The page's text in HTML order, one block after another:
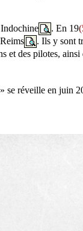
. En 19
. Ils y sont
et des pilotes,
se réveille en juin